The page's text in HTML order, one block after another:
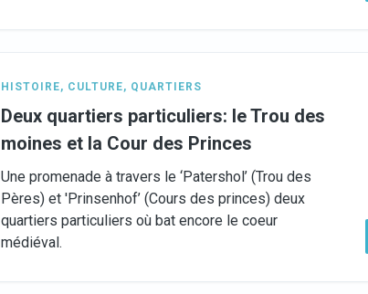
HISTOIRE, CULTURE, QUARTIERS
Deux quartiers particuliers: le Trou des
moines et la Cour des Princes
Une promenade à travers le ‘Patershol’ (Trou des
Pères) et 'Prinsenhof’ (Cours des princes) deux
quartiers particuliers où bat encore le coeur
médiéval.